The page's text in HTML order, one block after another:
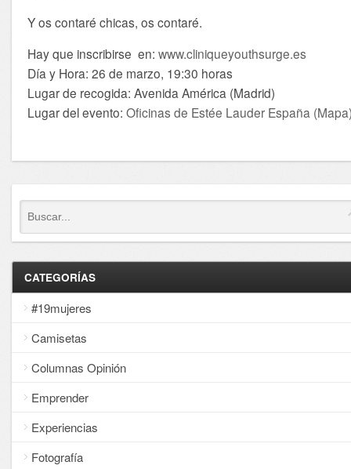
Y os contaré chicas, os contaré.
Hay que inscribirse en:www.cliniqueyouthsurge.es
Día y Hora: 26 de marzo, 19:30 horas
Lugar de recogida: Avenida América (Madrid)
Lugar del evento:Oficinas de Estée Lauder España
CATEGORÍAS
#19mujeres
Camisetas
Columnas Opinión
Emprender
Experiencias
Fotografía